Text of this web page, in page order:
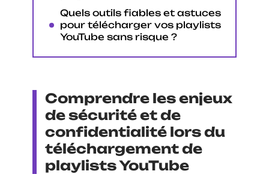
Quels outils fiables et astuces
pour télécharger vos playlists
YouTube sans risque ?
Comprendre les enjeux
de sécurité et de
confidentialité lors du
téléchargement de
playlists YouTube